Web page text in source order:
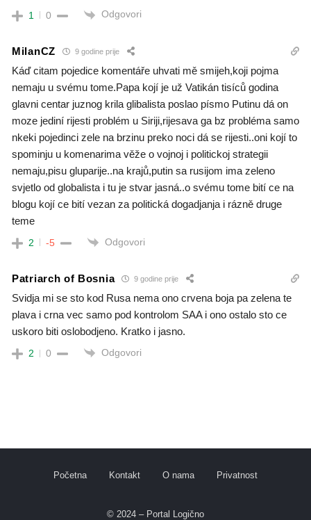
1 0 Odgovori
MilanCZ 9 godine prije
Káď citam pojedice komentáře uhvati mě smijeh,koji pojma
nemaju u svému tome.Papa kojí je už Vatikán tisíců godina
glavni centar juznog krila glibalista poslao písmo Putinu dá on
moze jediní rijesti problém u Siriji,rijesava ga bz probléma samo
nkeki pojedinci zele na brzinu preko noci dá se rijesti..oni kojí to
spominju u komenarima věže o vojnoj i politickoj strategii
nemaju,pisu gluparije..na krajů,putin sa rusijom ima zeleno
svjetlo od globalista i tu je stvar jasná..o svému tome bití ce na
blogu kojí ce bití vezan za politická dogadjanja i rázně druge
teme
2 -5 Odgovori
Patriarch of Bosnia 9 godine prije
Svidja mi se sto kod Rusa nema ono crvena boja pa zelena te
plava i crna vec samo pod kontrolom SAA i ono ostalo sto ce
uskoro biti oslobodjeno. Kratko i jasno.
2 0 Odgovori
Početna Kontakt O nama Privatnost
© 2024 – Portal Logično